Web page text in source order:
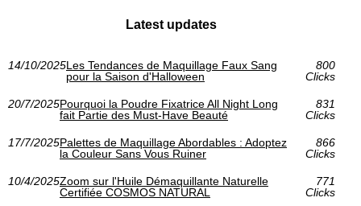
Latest updates
14/10/2025Les Tendances de Maquillage Faux Sang
pour la Saison d'Halloween
800
Clicks
20/7/2025Pourquoi la Poudre Fixatrice All Night Long
fait Partie des Must-Have Beauté
831
Clicks
17/7/2025Palettes de Maquillage Abordables : Adoptez
la Couleur Sans Vous Ruiner
866
Clicks
10/4/2025Zoom sur l'Huile Démaquillante Naturelle
Certifiée COSMOS NATURAL
771
Clicks